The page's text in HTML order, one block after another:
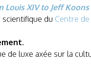
Louis XIV to Jeff Koons
du Centre de
de luxe axée sur la